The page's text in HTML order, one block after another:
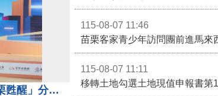
苗栗縣長鍾東錦受邀演講 「苗栗甦醒」分享近年轉變
115-08-07 11:46
苗栗客家青少年訪問團前進馬來
115-08-07 11:11
移轉土地勾選土地現值申報書第